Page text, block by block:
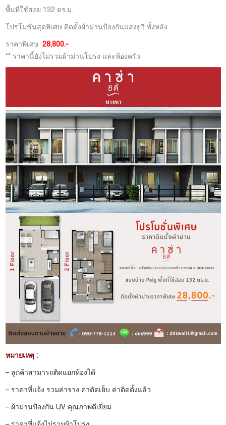
พื้นที่ใช้สอย 132 ตร.ม.
โปรโมชั่นสุดพิเศษ ติดตั้งผ้าม่านป้องกันแสงยูวี ทั้งหลัง
ราคาพิเศษ 28,800.-
** ราคานี้ยังไม่รวมผ้าม่านโปร่ง และห้องครัว
หมายเหตุ :
– ลูกค้าสามารถติดแยกห้องได้
– ราคาที่แจ้ง รวมค่าราง ค่าตัดเย็บ ค่าติดตั้งแล้ว
– ผ้าม่านป้องกัน UV คุณภาพดีเยี่ยม